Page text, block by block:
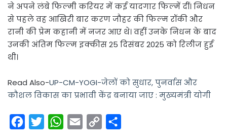
ने अपने लंबे फिल्मी करियर में कई यादगार फिल्में दीं। निधन
से पहले वह आखिरी बार करण जौहर की फिल्म रॉकी और
रानी की प्रेम कहानी में नजर आए थे। वहीं उनके निधन के बाद
उनकी अंतिम फिल्म इक्कीस 25 दिसंबर 2025 को रिलीज हुई
थी।
Read Also-UP-CM-YOGI-जेलों को सुधार, पुनर्वास और
कौशल विकास का प्रभावी केंद्र बनाया जाए : मुख्यमंत्री योगी
W